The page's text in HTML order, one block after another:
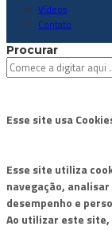
Vídeos
Contato
Procurar
Esse site usa
Esse site utiliza
navegação,
desempenho e
Ao utilizar este site,